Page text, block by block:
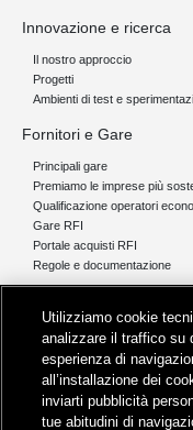
Innovazione e ricerca
Il nostro approccio
Progetti
Ambienti di test e
Fornitori e Gare
Principali gare
Premiamo le imprese più
Qualificazione operatori
Gare RFI
Portale acquisti RFI
Regole e documentazione
Comunicati stampa e news
Novità on line
Infomobilità
Feed - RSS
Utilizziamo cookie
analizzare il traffico su
esperienza di
all’installazione dei
inviarti pubblicità
tue abitudini di